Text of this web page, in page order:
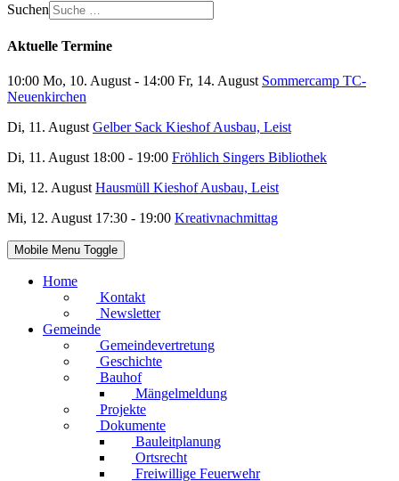
Suchen
Aktuelle Termine
10:00 Mo, 10. August - 14:00 Fr, 14. August Sommercamp TC-
Neuenkirchen
Di, 11. August Gelber Sack Kieshof Ausbau, Leist
Di, 11. August 18:00 - 19:00 Fröhlich Singers Bibliothek
Mi, 12. August Hausmüll Kieshof Ausbau, Leist
Mi, 12. August 17:30 - 19:00 Kreativnachmittag
Mobile Menu Toggle
Home
Kontakt
Newsletter
Gemeinde
Gemeindevertretung
Geschichte
Bauhof
Mängelmeldung
Projekte
Dokumente
Bauleitplanung
Ortsrecht
Freiwillige Feuerwehr